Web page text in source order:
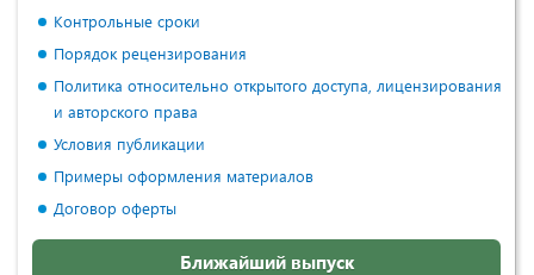
Контрольные сроки
Порядок рецензирования
Политика относительно открытого доступа, лицензирования
и авторского права
Условия публикации
Примеры оформления материалов
Договор оферты
Ближайший выпуск